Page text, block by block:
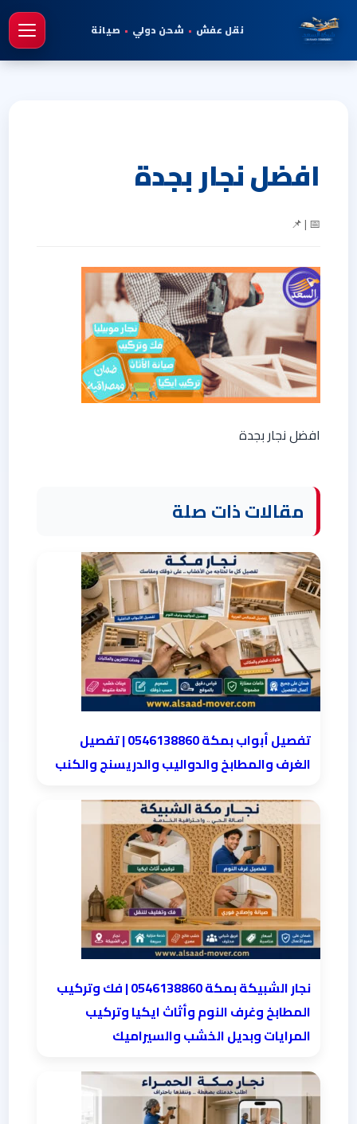
نقل عفش • شحن دولي • صيانة
افضل نجار بجدة
📅 | 📌
افضل نجار بجدة
مقالات ذات صلة
تفصيل أبواب بمكة 0546138860 | تفصيل
الغرف والمطابخ والدواليب والدريسنج والكنب
نجار الشبيكة بمكة 0546138860⁩ | فك وتركيب
المطابخ وغرف النوم وأثاث ايكيا وتركيب
المرايات وبديل الخشب والسيراميك